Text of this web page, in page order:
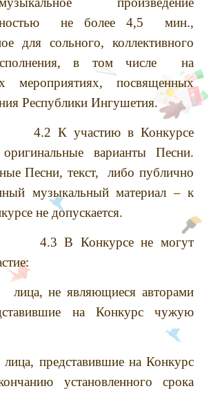
не более 4,5 мин.,
для сольного, коллективного
в том числе на
мероприятиях, посвященных
Республики Ингушетия.
участию в Конкурсе
варианты Песни.
Песни, текст, либо публично
музыкальный материал – к
не допускается.
Конкурсе не могут
не являющиеся авторами
на Конкурс чужую
представившие на Конкурс
установленного срока